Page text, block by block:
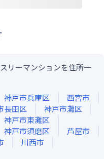
リーマンションを住所一
神戸市兵庫区
西宮市
長田区
神戸市灘区
神戸市東灘区
神戸市須磨区
芦屋市
川西市